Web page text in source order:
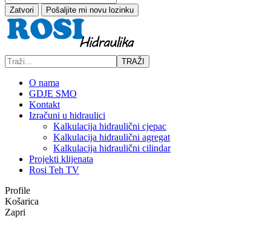
Zatvori Pošaljite mi novu lozinku
TRAŽI
O nama
GDJE SMO
Kontakt
Izračuni u hidraulici
Kalkulacija hidraulični cjepac
Kalkulacija hidraulični agregat
Kalkulacija hidraulični cilindar
Projekti klijenata
Rosi Teh TV
Profile
Košarica
Zapri